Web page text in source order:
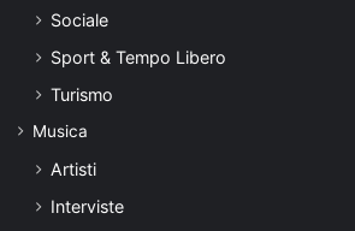
Sociale
Sport & Tempo Libero
Turismo
Musica
Artisti
Interviste